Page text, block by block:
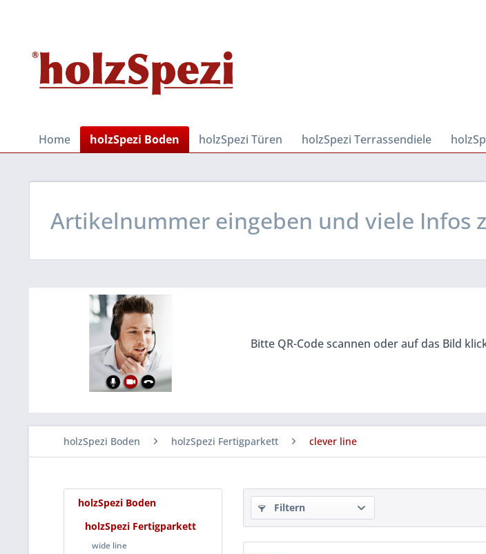
Home holzSpezi Boden holzSpezi Türen holzSpezi Terrassendiele
Bitte QR-Code scannen oder auf das Bild
holzSpezi Boden holzSpezi Fertigparkett clever line
holzSpezi Boden
holzSpezi Fertigparkett
wide line
Filtern